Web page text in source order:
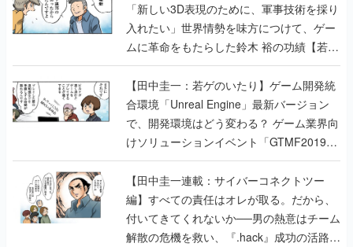
「新しい3D表現のために、軍事技術を採り
入れたい」世界情勢を味方につけて、ゲー
ムに革命をもたらした鈴木 裕の功績【若ゲ
のいたり】
【田中圭一：若ゲのいたり】ゲーム開発統
合環境「Unreal Engine」最新バージョン
で、開発環境はどう変わる？ ゲーム業界向
けソリューションイベント「GTMF2019」
に行って、より理解を深めよう【PR】
【田中圭一連載：サイバーコネクトツー
編】すべての責任はオレが取る。だから、
付いてきてくれないか──男の熱意はチーム
解散の危機を救い、『.hack』成功の活路を